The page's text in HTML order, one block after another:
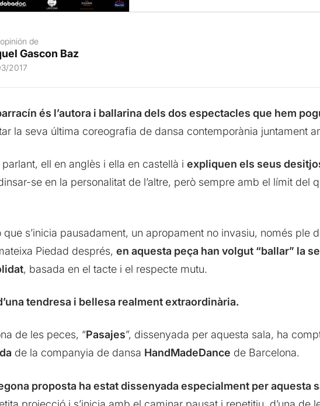
de
Gascon Baz
2017
és l’autora i ballarina dels dos espectacles que hem
la seva última coreografia de dansa contemporània juntament
ell en anglès i ella en castellà i expliquen els seus
se en la personalitat de l’altre, però sempre amb el límit del
que s’inicia pausadament, un apropament no invasiu, només ple
Piedad després, en aquesta peça han volgut “ballar” la
, basada en el tacte i el respecte mutu.
tendresa i bellesa realment extraordinària.
de les peces, “Pasajes”, dissenyada per aquesta sala, ha
de la companyia de dansa HandMadeDance de Barcelona.
proposta ha estat dissenyada especialment per aquesta